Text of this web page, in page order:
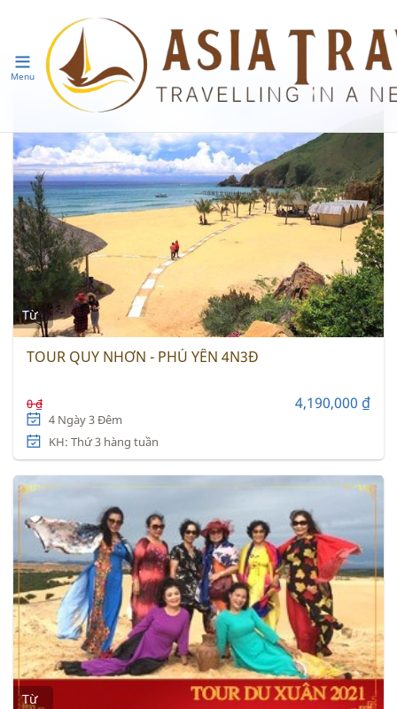
Menu
Từ
TOUR QUY NHƠN - PHÚ YÊN 4N3Đ
0 ₫ 4,190,000 ₫
4 Ngày 3 Đêm
KH: Thứ 3 hàng tuần
Từ